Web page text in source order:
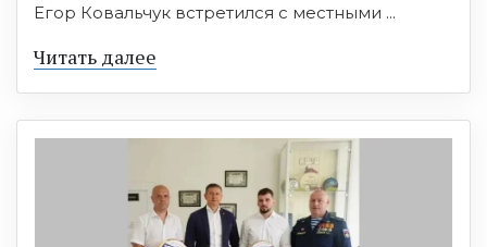
Егор Ковальчук встретился с местными ...
Читать далее